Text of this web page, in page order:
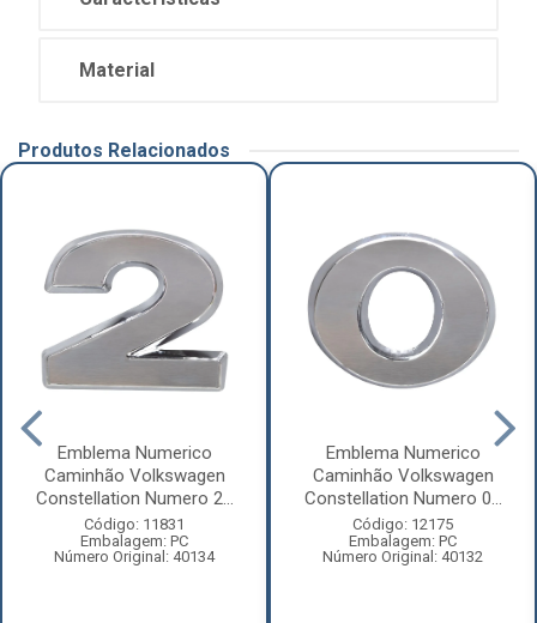
Material
Produtos Relacionados
Emblema Numerico
Caminhão Volkswagen
Constellation Numero 2...
Código: 11831
Embalagem: PC
Número Original: 40134
Emblema Numerico
Caminhão Volkswagen
Constellation Numero 0...
Código: 12175
Embalagem: PC
Número Original: 40132